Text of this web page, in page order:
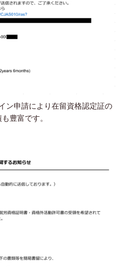
ン申請により在留資格認定証の
豊富です。